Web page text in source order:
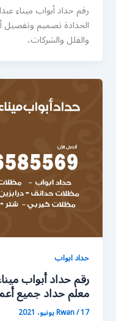
رقم حداد أبواب ميناء
الحدادة تصميم وتفصيل
والفلل والشركات،
حداد ابواب
معلم حداد جميع
Rwan/17 يونيو، 2021